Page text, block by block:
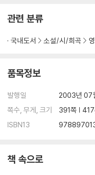
관련 분류
국내도서 소설/시/희곡
품목정보
발행일
2003년 07
쪽수, 무게, 크기
391쪽 |
ISBN13
책 속으로